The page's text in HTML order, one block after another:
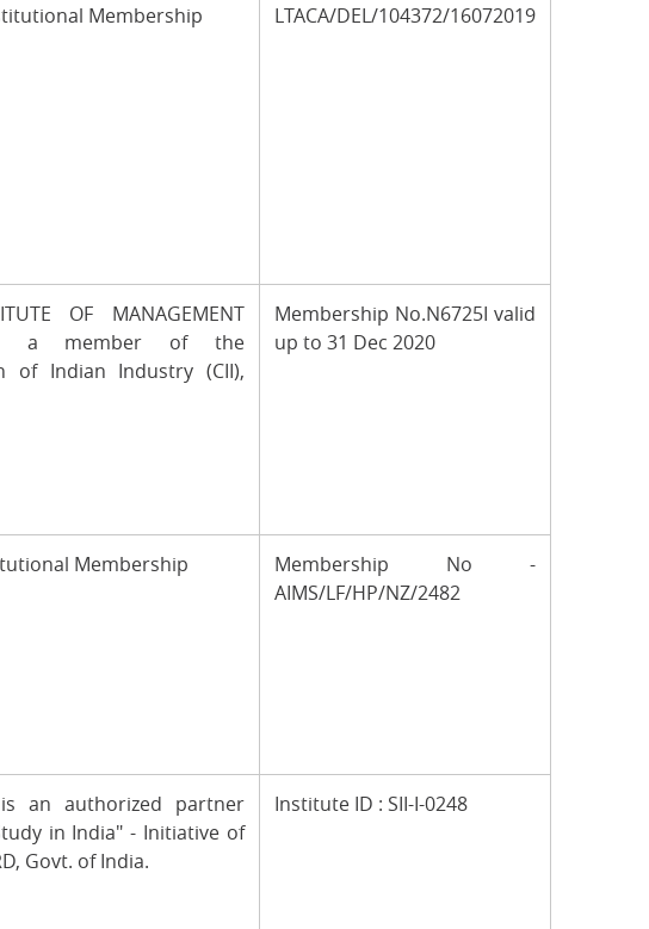
Membership LTACA/DEL/104372/16072019
OF MANAGEMENT
is a member of the
of Indian Industry (CII),
Membership No.N6725I valid
up to 31 Dec 2020
Membership
Membership No -
AIMS/LF/HP/NZ/2482
an authorized partner
in India" - Initiative of
Govt. of India.
Institute ID : SII-I-0248